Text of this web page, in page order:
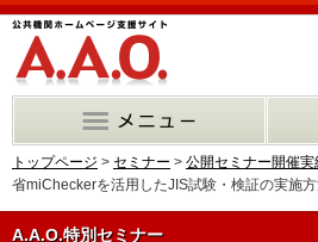
トップページ > セミナー > 公開セミナー開催実
省miCheckerを活用したJIS試験・検証の実施方
A.A.O.特別セミナー